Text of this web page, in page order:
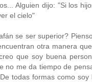
Alguien dijo: "Si los
el cielo"
se ser superior?
otra manera
que soy buena
no me da tiempo de
todas formas como soy